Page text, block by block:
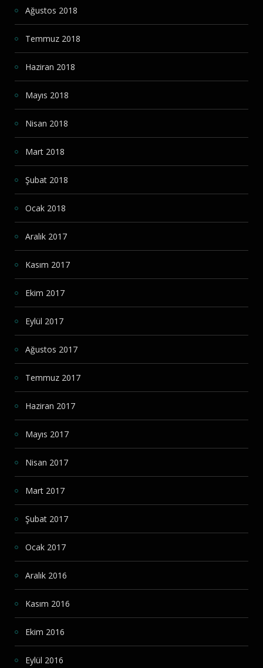
Ağustos 2018
Temmuz 2018
Haziran 2018
Mayıs 2018
Nisan 2018
Mart 2018
Şubat 2018
Ocak 2018
Aralık 2017
Kasım 2017
Ekim 2017
Eylül 2017
Ağustos 2017
Temmuz 2017
Haziran 2017
Mayıs 2017
Nisan 2017
Mart 2017
Şubat 2017
Ocak 2017
Aralık 2016
Kasım 2016
Ekim 2016
Eylül 2016